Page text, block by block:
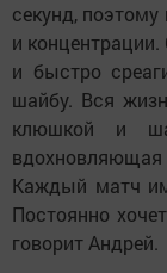
секунд,
и
и быстро
шайбу. Вся
клюшкой и
Каждый матч
Постоянно
говорит Андрей.